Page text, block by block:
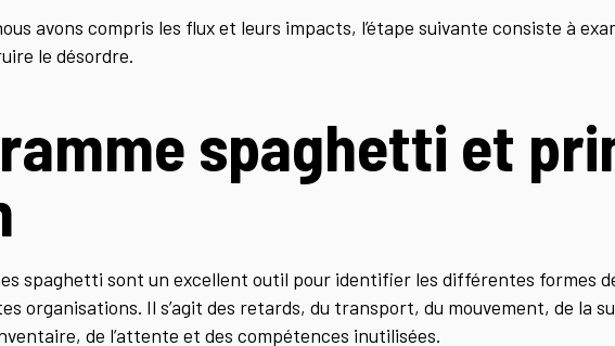
avons compris les flux et leurs impacts, l’étape suivante consiste à
le désordre.
spaghetti et
spaghetti sont un excellent outil pour identifier les différentes formes
organisations. Il s’agit des retards, du transport, du mouvement, de la
de l’attente et des compétences inutilisées.